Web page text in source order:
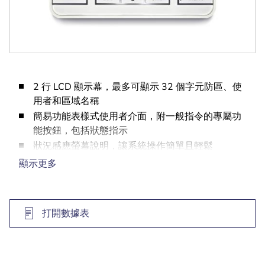
2 行 LCD 顯示幕，最多可顯示 32 個字元防區、使
用者和區域名稱
簡易功能表樣式使用者介面，附一般指令的專屬功
能按鈕，包括狀態指示
狀況感應螢幕說明，讓系統操作簡單且輕鬆
開啟 (佈防)/警報、就緒可開啟 (佈防)、電源和氣體
顯示更多
打開數據表